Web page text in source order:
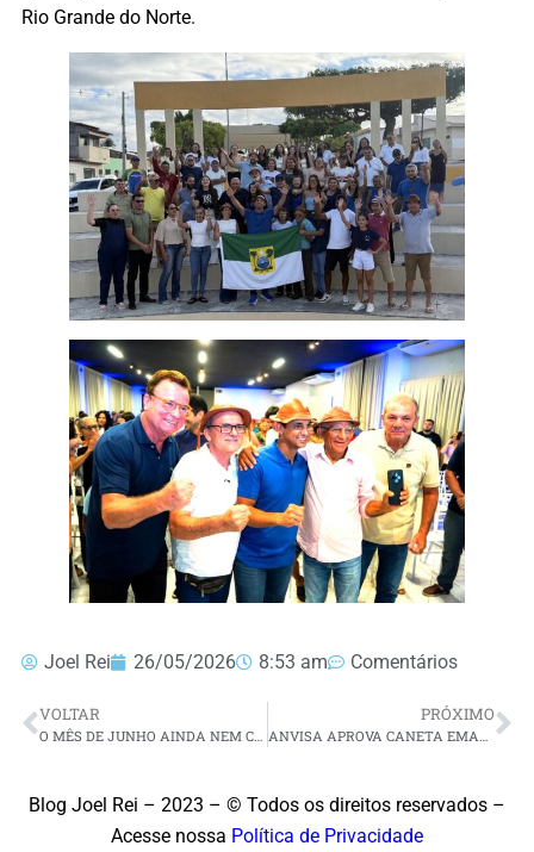
Rio Grande do Norte.
Joel Rei 26/05/2026 8:53 am Comentários
VOLTAR PRÓXIMO
Blog Joel Rei – 2023 – © Todos os direitos reservados –
Acesse nossa Política de Privacidade